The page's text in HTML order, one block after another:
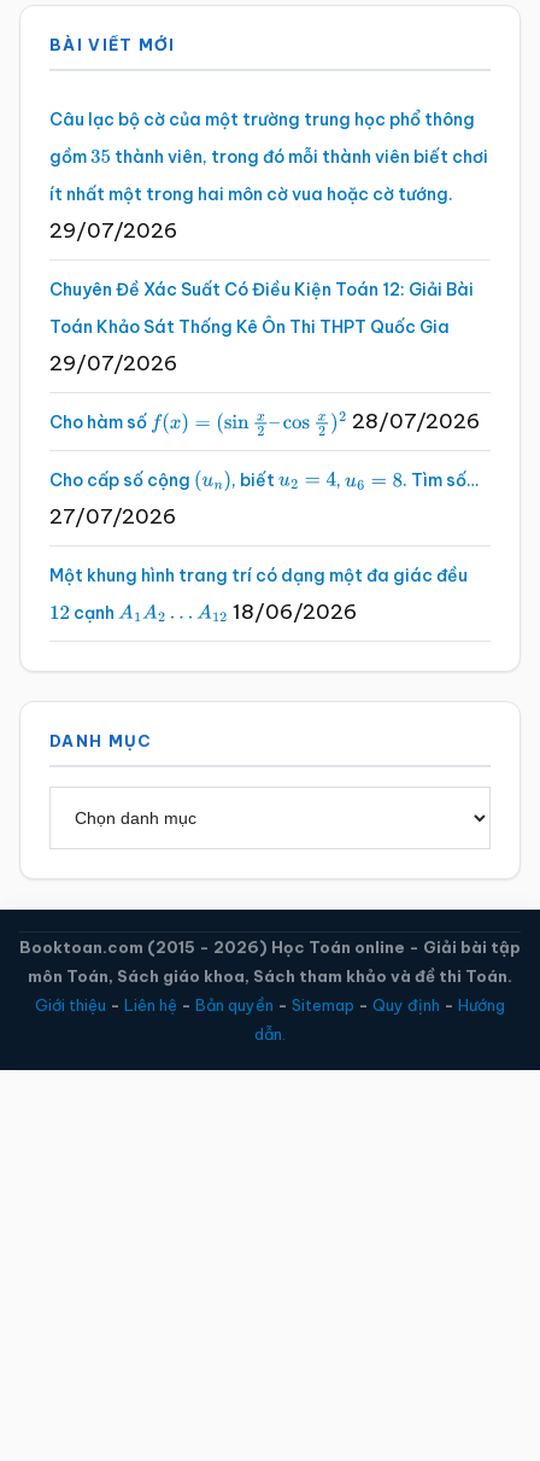
Sidebar
chính
BÀI VIẾT MỚI
Câu lạc bộ cờ của một trường trung học phổ thông
gồm35 thành viên, trong đó mỗi thành viên biết chơi
ít nhất một trong hai môn cờ vua hoặc cờ tướng.
29/07/2026
Chuyên Đề Xác Suất Có Điều Kiện Toán 12: Giải Bài
Toán Khảo Sát Thống Kê Ôn Thi THPT Quốc Gia
29/07/2026
Cho hàm số f(x)=(sinx2 –cosx2 )2 28/07/2026
Cho cấp số cộng (un), biếtu2 =4 , u6 =8 . Tìm số…
27/07/2026
Một khung hình trang trí có dạng một đa giác đều
12 cạnh A1A2…A 12 18/06/2026
DANH MỤC
Booktoan.com (2015 - 2026) Học Toán online - Giải bài tập
môn Toán, Sách giáo khoa, Sách tham khảo và đề thi Toán.
Giới thiệu - Liên hệ - Bản quyền - Sitemap - Quy định - Hướng
dẫn.